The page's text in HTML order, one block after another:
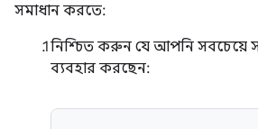
সমাধান করতে:
নিশ্চিত করুন যে আপনি সবচেয়ে
ব্যবহার করছেন: